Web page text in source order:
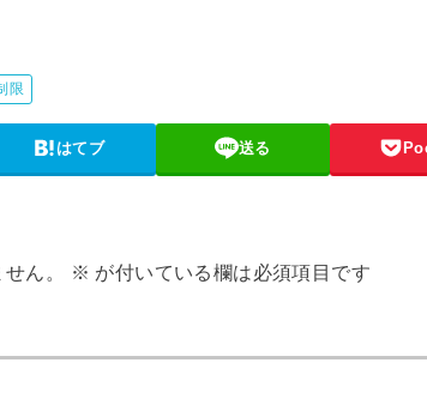
限
はてブ 送る
ん。 ※ が付いている欄は必須項目です